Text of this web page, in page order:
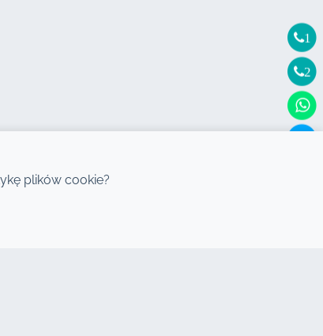
1
2
plików cookie?